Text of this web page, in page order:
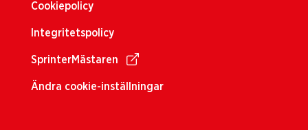
Cookiepolicy
Integritetspolicy
SprinterMästaren
Ändra cookie-inställningar